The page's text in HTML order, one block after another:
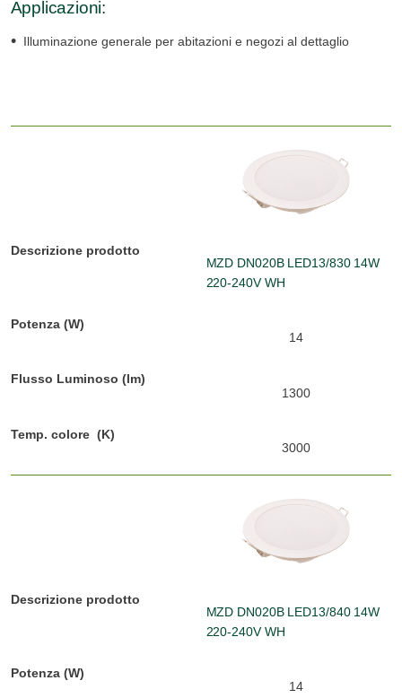
Applicazioni:
Illuminazione generale per abitazioni e negozi al dettaglio
MZD DN020B LED13/830 14W
220-240V WH
14
1300
3000
MZD DN020B LED13/840 14W
220-240V WH
14